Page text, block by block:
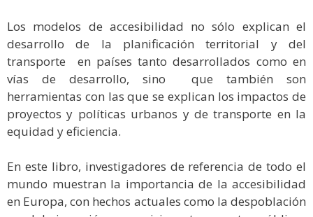
Los modelos de accesibilidad no sólo explican el
desarrollo de la planificación territorial y del
transporte en países tanto desarrollados como en
vías de desarrollo, sino que también son
herramientas con las que se explican los impactos de
proyectos y políticas urbanos y de transporte en la
equidad y eficiencia.
En este libro, investigadores de referencia de todo el
mundo muestran la importancia de la accesibilidad
en Europa, con hechos actuales como la despoblación